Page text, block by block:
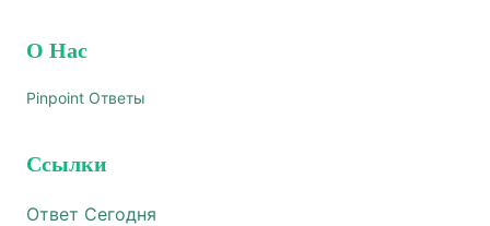
О Нас
Pinpoint Ответы
Ссылки
Ответ Сегодня